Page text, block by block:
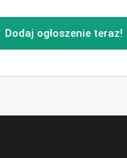
Dodaj ogłoszenie teraz!